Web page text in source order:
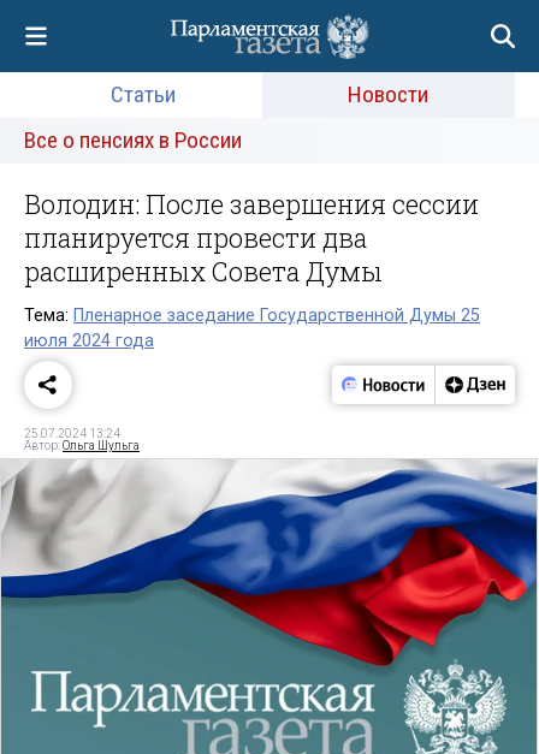
Статьи
Новости
Все о пенсиях в России
Володин: После завершения сессии
планируется провести два
расширенных Совета Думы
Тема: Пленарное заседание Государственной Думы 25
июля 2024 года
25.07.2024 13:24
Автор:Ольга Шульга